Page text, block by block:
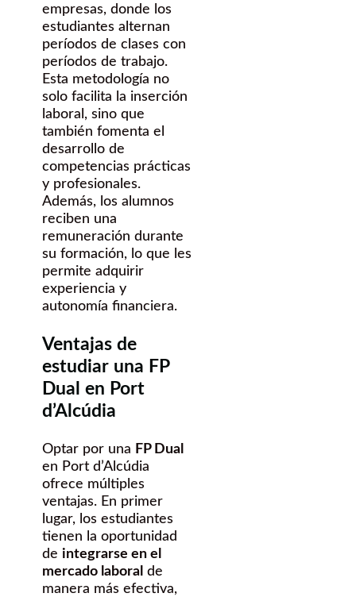
empresas, donde los
estudiantes alternan
períodos de clases con
períodos de trabajo.
Esta metodología no
solo facilita la inserción
laboral, sino que
también fomenta el
desarrollo de
competencias prácticas
y profesionales.
Además, los alumnos
reciben una
remuneración durante
su formación, lo que les
permite adquirir
experiencia y
autonomía financiera.
Ventajas de
estudiar una FP
Dual en Port
d’Alcúdia
Optar por una FP Dual
en Port d’Alcúdia
ofrece múltiples
ventajas. En primer
lugar, los estudiantes
tienen la oportunidad
de integrarse en el
mercado laboral de
manera más efectiva,